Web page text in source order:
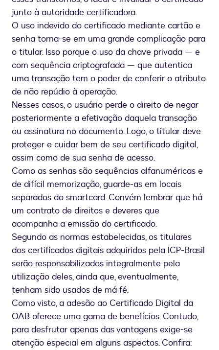
junto à autoridade certificadora.
O uso indevido do certificado mediante cartão e
senha torna-se em uma grande complicação para
o titular. Isso porque o uso da chave privada — e
com sequência criptografada — que autentica
uma transação tem o poder de conferir o atributo
de não repúdio à operação.
Nesses casos, o usuário perde o direito de negar
posteriormente a efetivação daquela transação
ou assinatura no documento. Logo, o titular deve
proteger e cuidar bem de seu certificado digital,
assim como de sua senha de acesso.
Como as senhas são sequências alfanuméricas e
de difícil memorização, guarde-as em locais
separados do smartcard. Convém lembrar que há
um contrato de direitos e deveres que
acompanha a emissão do certificado.
Segundo as normas estabelecidas, os titulares
dos certificados digitais adquiridos pela ICP-Brasil
serão responsabilizados integralmente pela
utilização deles, ainda que, eventualmente,
tenham sido usados de má fé.
Como visto, a adesão ao Certificado Digital da
OAB oferece uma gama de benefícios. Contudo,
para desfrutar apenas das vantagens exige-se
atenção especial em alguns aspectos. Confira: